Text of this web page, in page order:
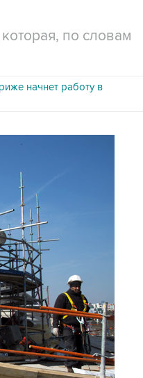
по словам
начнет работу в